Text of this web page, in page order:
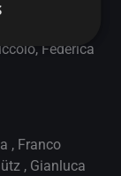
Federica
, Franco
, Gianluca